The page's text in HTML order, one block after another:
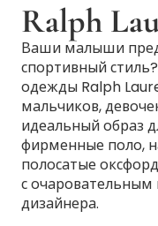
Ralph
Ваши малыши
спортивный
одежды Ralph
мальчиков,
идеальный образ
фирменные поло,
полосатые
с
дизайнера.